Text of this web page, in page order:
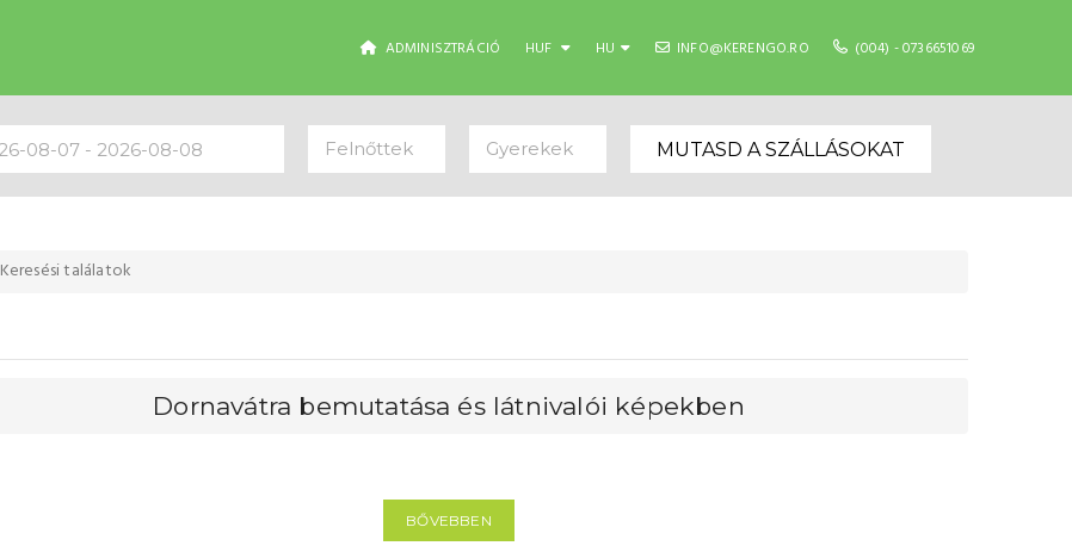
ADMINISZTRÁCIÓ HUF HU INFO@KERENGO.RO (004) - 0736651069
Felnőttek Gyerekek MUTASD A SZÁLLÁSOKAT
Keresési találatok
Dornavátra bemutatása és látnivalói képekben
BŐVEBBEN